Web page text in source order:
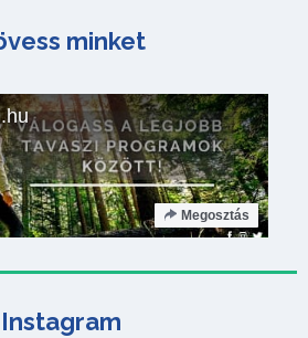
minket
Megosztás
Instagram